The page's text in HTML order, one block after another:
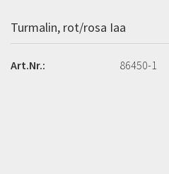
Turmalin, rot/rosa Iaa
Art.Nr.: 86450-1